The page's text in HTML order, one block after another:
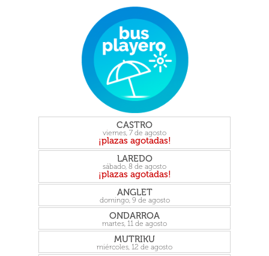
CASTRO
viernes, 7 de agosto
LAREDO
sábado, 8 de agosto
ANGLET
domingo, 9 de agosto
ONDARROA
martes, 11 de agosto
MUTRIKU
miércoles, 12 de agosto